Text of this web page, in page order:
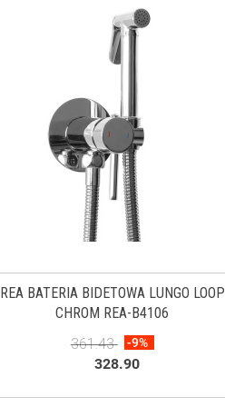
REA BATERIA BIDETOWA LUNGO LOOP
CHROM REA-B4106
361.43
-9%
328.90